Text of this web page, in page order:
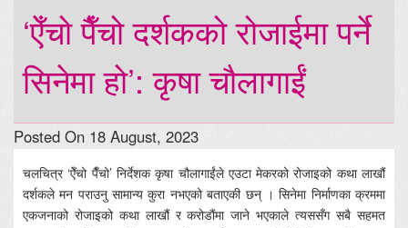
‘ऐँचो पैँचो दर्शकको रोजाईमा पर्ने
सिनेमा हो’: कृषा चौलागाईं
Posted On 18 August, 2023
चलचित्र ‘ऐँचो पैँचो’ निर्देशक कृषा चौलागाईंले एउटा मेकरको रोजाइको कथा लाखौं
दर्शकले मन पराउनु सामान्य कुरा नभएको बताएकी छन् । सिनेमा निर्माणका क्रममा
एकजनाको रोजाइको कथा लाखौं र करोडौंमा जाने भएकाले त्यससँग सबै सहमत